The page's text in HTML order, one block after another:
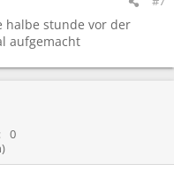
halbe stunde vor der
aufgemacht
0